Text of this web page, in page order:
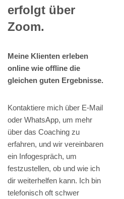
erfolgt über
Zoom.
Meine Klienten erleben
online wie offline die
gleichen guten Ergebnisse.
Kontaktiere mich über E-Mail
oder WhatsApp, um mehr
über das Coaching zu
erfahren, und wir vereinbaren
ein Infogespräch, um
festzustellen, ob und wie ich
dir weiterhelfen kann. Ich bin
telefonisch oft schwer